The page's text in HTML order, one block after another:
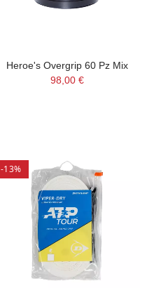
Heroe's Overgrip 60 Pz Mix
98,00 €
-13%